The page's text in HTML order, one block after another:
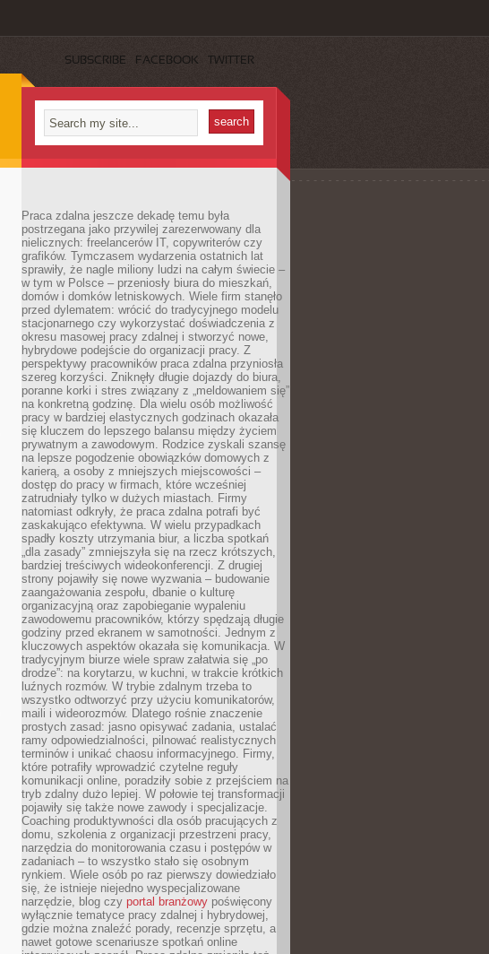
SUBSCRIBE FACEBOOK TWITTER
Praca zdalna jeszcze dekadę temu była
postrzegana jako przywilej zarezerwowany dla
nielicznych: freelancerów IT, copywriterów czy
grafików. Tymczasem wydarzenia ostatnich lat
sprawiły, że nagle miliony ludzi na całym świecie –
w tym w Polsce – przeniosły biura do mieszkań,
domów i domków letniskowych. Wiele firm stanęło
przed dylematem: wrócić do tradycyjnego modelu
stacjonarnego czy wykorzystać doświadczenia z
okresu masowej pracy zdalnej i stworzyć nowe,
hybrydowe podejście do organizacji pracy. Z
perspektywy pracowników praca zdalna przyniosła
szereg korzyści. Zniknęły długie dojazdy do biura,
poranne korki i stres związany z „meldowaniem się”
na konkretną godzinę. Dla wielu osób możliwość
pracy w bardziej elastycznych godzinach okazała
się kluczem do lepszego balansu między życiem
prywatnym a zawodowym. Rodzice zyskali szansę
na lepsze pogodzenie obowiązków domowych z
karierą, a osoby z mniejszych miejscowości –
dostęp do pracy w firmach, które wcześniej
zatrudniały tylko w dużych miastach. Firmy
natomiast odkryły, że praca zdalna potrafi być
zaskakująco efektywna. W wielu przypadkach
spadły koszty utrzymania biur, a liczba spotkań
„dla zasady” zmniejszyła się na rzecz krótszych,
bardziej treściwych wideokonferencji. Z drugiej
strony pojawiły się nowe wyzwania – budowanie
zaangażowania zespołu, dbanie o kulturę
organizacyjną oraz zapobieganie wypaleniu
zawodowemu pracowników, którzy spędzają długie
godziny przed ekranem w samotności. Jednym z
kluczowych aspektów okazała się komunikacja. W
tradycyjnym biurze wiele spraw załatwia się „po
drodze”: na korytarzu, w kuchni, w trakcie krótkich
luźnych rozmów. W trybie zdalnym trzeba to
wszystko odtworzyć przy użyciu komunikatorów,
maili i wideorozmów. Dlatego rośnie znaczenie
prostych zasad: jasno opisywać zadania, ustalać
ramy odpowiedzialności, pilnować realistycznych
terminów i unikać chaosu informacyjnego. Firmy,
które potrafiły wprowadzić czytelne reguły
komunikacji online, poradziły sobie z przejściem na
tryb zdalny dużo lepiej. W połowie tej transformacji
pojawiły się także nowe zawody i specjalizacje.
Coaching produktywności dla osób pracujących z
domu, szkolenia z organizacji przestrzeni pracy,
narzędzia do monitorowania czasu i postępów w
zadaniach – to wszystko stało się osobnym
rynkiem. Wiele osób po raz pierwszy dowiedziało
się, że istnieje niejedno wyspecjalizowane
narzędzie, blog czy portal branżowy poświęcony
wyłącznie tematyce pracy zdalnej i hybrydowej,
gdzie można znaleźć porady, recenzje sprzętu, a
nawet gotowe scenariusze spotkań online